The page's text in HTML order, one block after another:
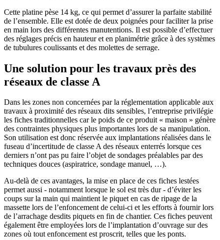
Cette platine pèse 14 kg, ce qui permet d’assurer la parfaite stabilité
de l’ensemble. Elle est dotée de deux poignées pour faciliter la prise
en main lors des différentes manutentions. Il est possible d’effectuer
des réglages précis en hauteur et en planimétrie grâce à des systèmes
de tubulures coulissants et des molettes de serrage.
Une solution pour les travaux près des
réseaux de classe A
Dans les zones non concernées par la réglementation applicable aux
travaux à proximité des réseaux dits sensibles, l’entreprise privilégie
les fiches traditionnelles car le poids de ce produit « maison » génère
des contraintes physiques plus importantes lors de sa manipulation.
Son utilisation est donc réservée aux implantations réalisées dans le
fuseau d’incertitude de classe A des réseaux enterrés lorsque ces
derniers n’ont pas pu faire l’objet de sondages préalables par des
techniques douces (aspiratrice, sondage manuel, …).
Au-delà de ces avantages, la mise en place de ces fiches lestées
permet aussi - notamment lorsque le sol est très dur - d’éviter les
coups sur la main qui maintient le piquet en cas de ripage de la
massette lors de l’enfoncement de celui-ci et les efforts à fournir lors
de l’arrachage desdits piquets en fin de chantier. Ces fiches peuvent
également être employées lors de l’implantation d’ouvrage sur des
zones où tout enfoncement est proscrit, telles que les ponts.